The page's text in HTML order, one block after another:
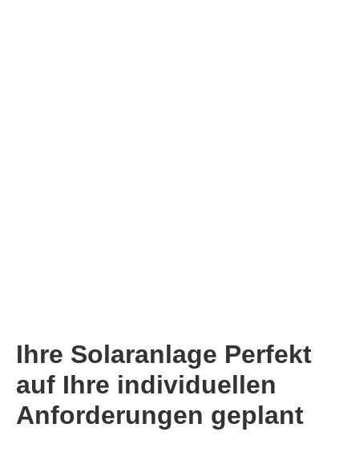
Ihre Solaranlage Perfekt
auf Ihre individuellen
Anforderungen geplant